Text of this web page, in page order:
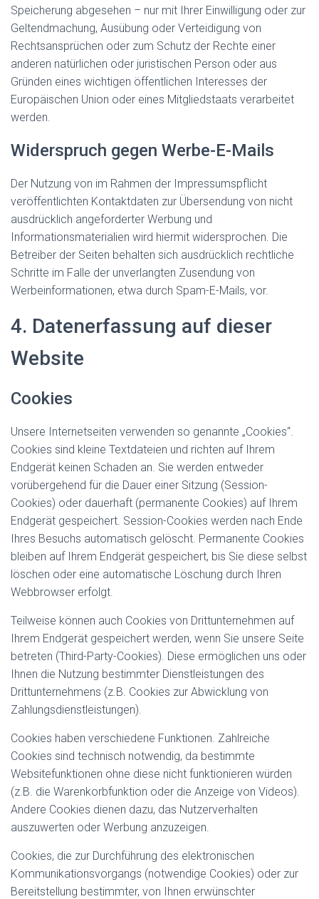
Speicherung abgesehen – nur mit Ihrer Einwilligung oder zur
Geltendmachung, Ausübung oder Verteidigung von
Rechtsansprüchen oder zum Schutz der Rechte einer
anderen natürlichen oder juristischen Person oder aus
Gründen eines wichtigen öffentlichen Interesses der
Europäischen Union oder eines Mitgliedstaats verarbeitet
werden.
Widerspruch gegen Werbe-E-Mails
Der Nutzung von im Rahmen der Impressumspflicht
veröffentlichten Kontaktdaten zur Übersendung von nicht
ausdrücklich angeforderter Werbung und
Informationsmaterialien wird hiermit widersprochen. Die
Betreiber der Seiten behalten sich ausdrücklich rechtliche
Schritte im Falle der unverlangten Zusendung von
Werbeinformationen, etwa durch Spam-E-Mails, vor.
4. Datenerfassung auf dieser
Website
Cookies
Unsere Internetseiten verwenden so genannte „Cookies“.
Cookies sind kleine Textdateien und richten auf Ihrem
Endgerät keinen Schaden an. Sie werden entweder
vorübergehend für die Dauer einer Sitzung (Session-
Cookies) oder dauerhaft (permanente Cookies) auf Ihrem
Endgerät gespeichert. Session-Cookies werden nach Ende
Ihres Besuchs automatisch gelöscht. Permanente Cookies
bleiben auf Ihrem Endgerät gespeichert, bis Sie diese selbst
löschen oder eine automatische Löschung durch Ihren
Webbrowser erfolgt.
Teilweise können auch Cookies von Drittunternehmen auf
Ihrem Endgerät gespeichert werden, wenn Sie unsere Seite
betreten (Third-Party-Cookies). Diese ermöglichen uns oder
Ihnen die Nutzung bestimmter Dienstleistungen des
Drittunternehmens (z.B. Cookies zur Abwicklung von
Zahlungsdienstleistungen).
Cookies haben verschiedene Funktionen. Zahlreiche
Cookies sind technisch notwendig, da bestimmte
Websitefunktionen ohne diese nicht funktionieren würden
(z.B. die Warenkorbfunktion oder die Anzeige von Videos).
Andere Cookies dienen dazu, das Nutzerverhalten
auszuwerten oder Werbung anzuzeigen.
Cookies, die zur Durchführung des elektronischen
Kommunikationsvorgangs (notwendige Cookies) oder zur
Bereitstellung bestimmter, von Ihnen erwünschter